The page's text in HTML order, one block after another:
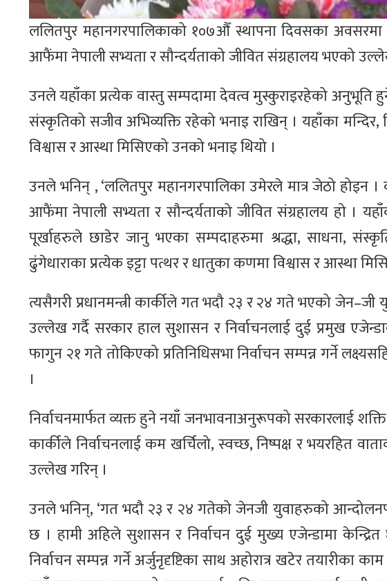
ललितपुर महानगरपालिकाको १०७औँ स्थापना दिवसका अवसरमा
आफैंमा नेपाली सभ्यता र सौन्दर्यताको जीवित संग्रहालय भएको
उनले यहाँका प्रत्येक वास्तु सम्पदामा देवत्व मुस्कुराइरहेको अनुभूति
संस्कृतिको सजीव अभिव्यक्ति रहेको भनाइ राखिन् । यहाँका
विश्वास र आस्था मिसिएको उनको भनाइ थियो ।
उनले भनिन् , ‘ललितपुर महानगरपालिका उमेरले मात्र जेठो
आफैंमा नेपाली सभ्यता र सौन्दर्यताको जीवित संग्रहालय हो ।
पूर्खाहरुले छाडेर जानु भएका सम्पदाहरुमा श्रद्धा, साधना,
ढुंगेधाराका प्रत्येक इट्टा पत्थर र धातुका कणमा विश्वास र आस्था
त्यसैगरी प्रधानमन्त्री कार्कीले गत भदौ २३ र २४ गते भएको
उल्लेख गर्दै सरकार हाल सुशासन र निर्वाचनलाई दुई प्रमुख
फागुन २१ गते तोकिएको प्रतिनिधिसभा निर्वाचन सम्पन्न गर्ने
।
निर्वाचनमार्फत व्यक्त हुने नयाँ जनभावनाअनुरूपको सरकारलाई
कार्कीले निर्वाचनलाई कम खर्चिलो, स्वच्छ, निष्पक्ष र भयरहित
उल्लेख गरिन् ।
उनले भनिन्, ‘गत भदौ २३ र २४ गतेको जेनजी युवाहरुको
छ । हामी अहिले सुशासन र निर्वाचन दुई मुख्य एजेन्डामा
निर्वाचन सम्पन्न गर्ने अर्जुनृदृष्टिका साथ अहोरात्र खटेर तयारीका